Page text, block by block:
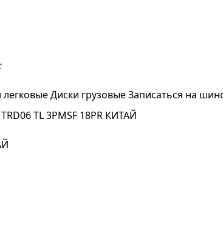
легковыеДиски грузовыеЗаписаться на
TL 3PMSF 18PR КИТАЙ